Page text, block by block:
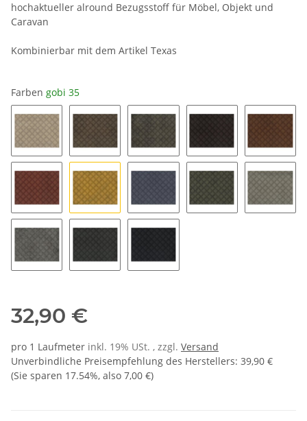
hochaktueller alround Bezugsstoff für Möbel, Objekt und
Caravan
Kombinierbar mit dem Artikel Texas
Farben gobi 35
nature 14 brasil 34 mud 44 tabaco 74
oxblood 33 gobi 35 denim 37
32,90 €
pro 1 Laufmeter inkl. 19% USt. , zzgl. Versand
Unverbindliche Preisempfehlung des Herstellers: 39,90 €
(Sie sparen 17.54%, also 7,00 €)